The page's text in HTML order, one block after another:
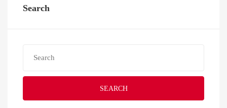
Search
SEARCH